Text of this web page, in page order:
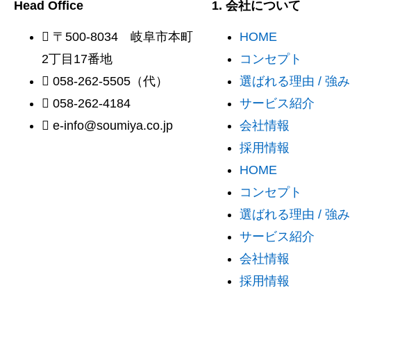
Head Office
〒500-8034 岐阜市本町
2丁目17番地
058-262-5505（代）
058-262-4184
e-info@soumiya.co.jp
1. 会社について
HOME
コンセプト
選ばれる理由 / 強み
サービス紹介
会社情報
採用情報
HOME
コンセプト
選ばれる理由 / 強み
サービス紹介
会社情報
採用情報